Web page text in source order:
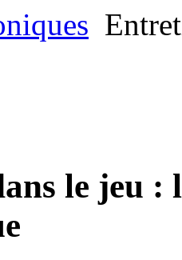
le jeu :